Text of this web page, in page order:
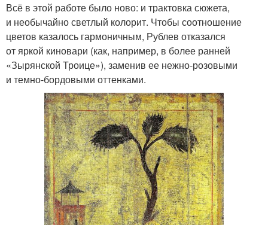
Всё в этой работе было ново: и трактовка сюжета,
и необычайно светлый колорит. Чтобы соотношение
цветов казалось гармоничным, Рублев отказался
от яркой киновари (как, например, в более ранней
«Зырянской Троице»), заменив ее нежно-розовыми
и темно-бордовыми оттенками.